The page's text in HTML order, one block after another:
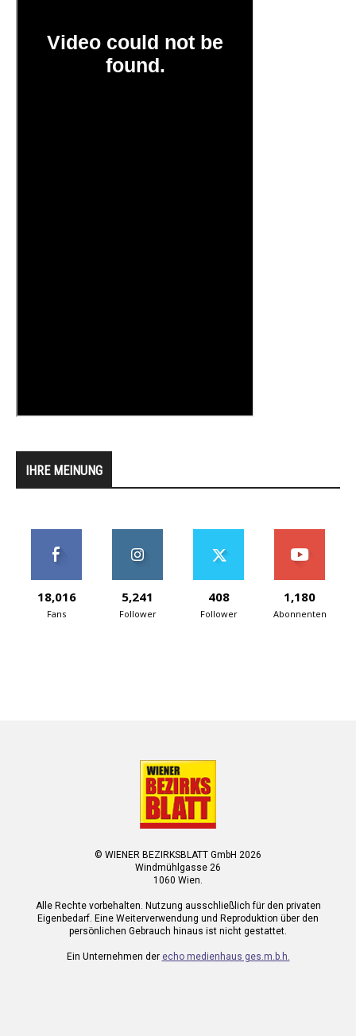
IHRE MEINUNG
18,016
Fans
5,241
Follower
408
Follower
1,180
Abonnenten
© WIENER BEZIRKSBLATT GmbH 2026
Windmühlgasse 26
1060 Wien.
Alle Rechte vorbehalten. Nutzung ausschließlich für den privaten
Eigenbedarf. Eine Weiterverwendung und Reproduktion über den
persönlichen Gebrauch hinaus ist nicht gestattet.
Ein Unternehmen der echo medienhaus ges.m.b.h.